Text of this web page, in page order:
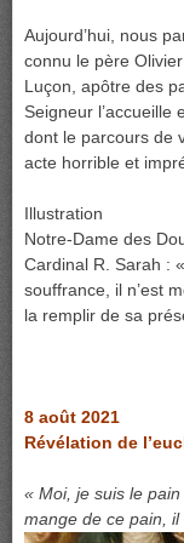
Aujourd’hui, nous
connu le père
Luçon, apôtre des
Seigneur l’accueille
dont le parcours de
acte horrible et
Illustration
Notre-Dame des
Cardinal R. Sarah :
souffrance, il n’est
la remplir de sa
8 août 2021
Révélation de
« Moi, je suis le
mange de ce pain,